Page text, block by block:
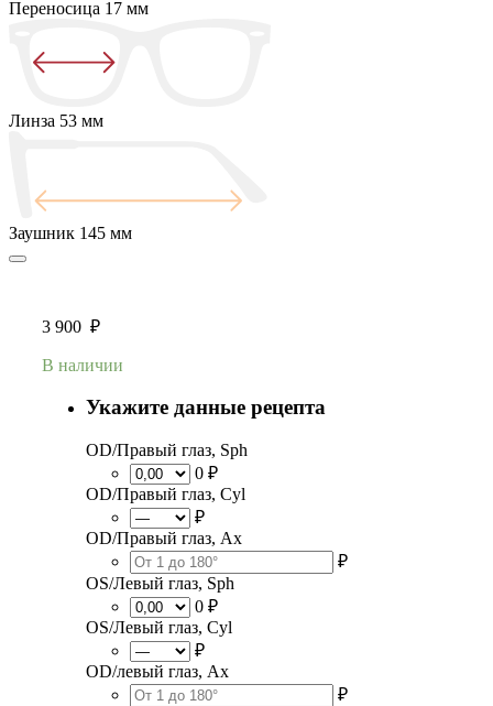
Переносица 17 мм
Линза 53 мм
Заушник 145 мм
3 900 ₽
В наличии
Укажите данные рецепта
OD/Правый глаз, Sph
0 ₽
OD/Правый глаз, Cyl
₽
OD/Правый глаз, Ax
₽
OS/Левый глаз, Sph
0 ₽
OS/Левый глаз, Cyl
₽
OD/левый глаз, Ax
₽